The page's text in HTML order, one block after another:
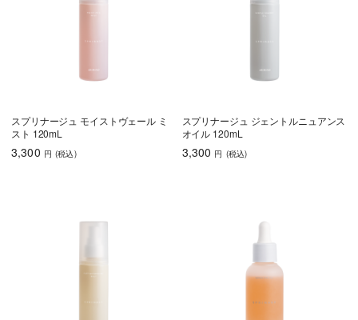
スプリナージュ モイストヴェール ミ
スト 120mL
3,300 円 (税込)
スプリナージュ ジェントルニュアンス
オイル 120mL
3,300 円 (税込)